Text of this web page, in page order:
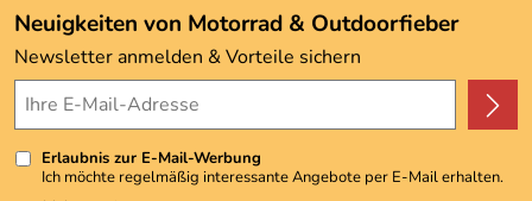
Angebote
Kundenbewertungen (3.493)
4,9/5*****
Neuigkeiten von Motorrad & Outdoorfieber
Newsletter anmelden & Vorteile sichern
Erlaubnis zur E-Mail-Werbung
Ich möchte regelmäßig interessante Angebote per E-Mail erhalten.
Meine E-Mail-Adresse wird nicht an andere Unternehmen